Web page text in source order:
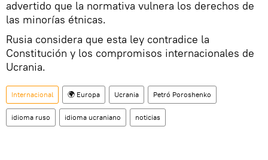
advertido que la normativa vulnera los derechos de
las minorías étnicas.
Rusia considera que esta ley contradice la
Constitución y los compromisos internacionales de
Ucrania.
Internacional 🌍 Europa Ucrania Petró Poroshenko
idioma ruso idioma ucraniano noticias